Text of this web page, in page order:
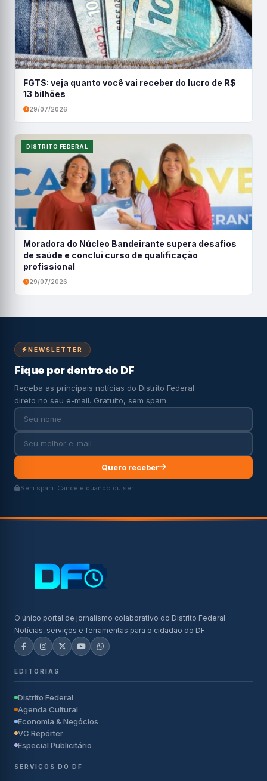
FGTS: veja quanto você vai receber do lucro de R$
13 bilhões
29/07/2026
DISTRITO FEDERAL
Moradora do Núcleo Bandeirante supera desafios
de saúde e conclui curso de qualificação
profissional
29/07/2026
NEWSLETTER
Fique por dentro do DF
Receba as principais notícias do Distrito Federal
direto no seu e-mail. Gratuito, sem spam.
Quero receber
Sem spam. Cancele quando quiser.
O único portal de jornalismo colaborativo do Distrito Federal.
Notícias, serviços e ferramentas para o cidadão do DF.
EDITORIAS
Distrito Federal
Agenda Cultural
Economia & Negócios
VC Repórter
Especial Publicitário
SERVIÇOS DO DF